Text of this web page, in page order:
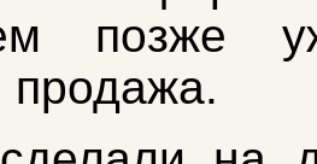
позже
продажа.